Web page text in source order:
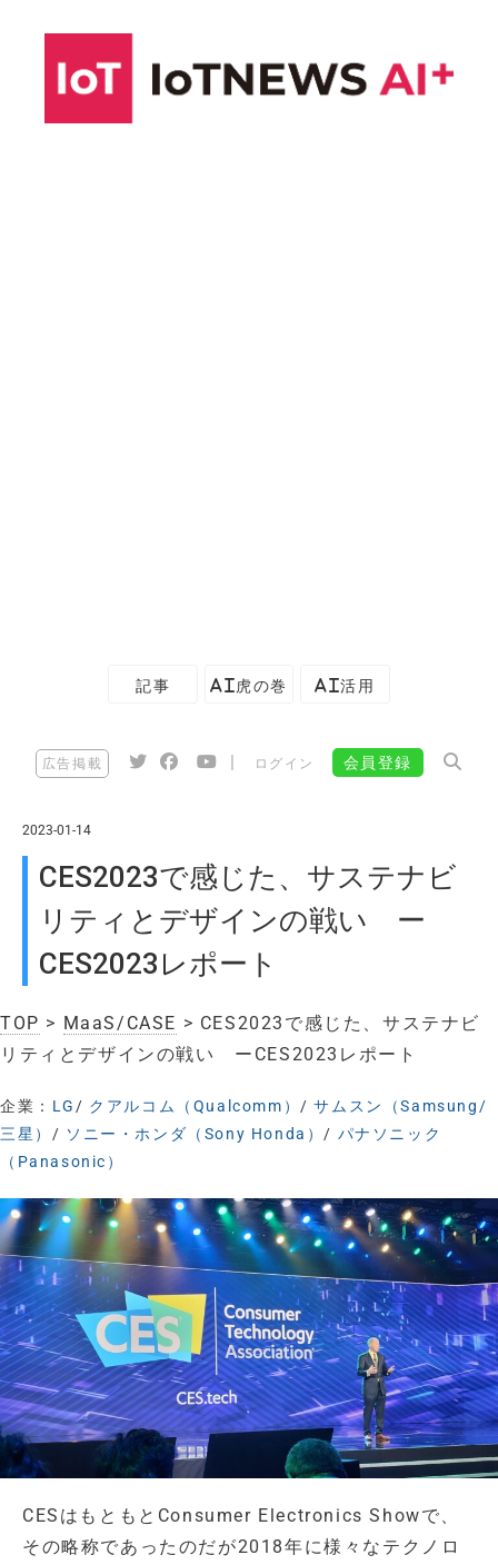
記事 AI虎の巻 AI活用
広告掲載 ログイン 会員登録
2023-01-14
CES2023で感じた、サステナビ
リティとデザインの戦い ー
CES2023レポート
TOP > MaaS/CASE > CES2023で感じた、サステナビ
リティとデザインの戦い ーCES2023レポート
企業： LG/ クアルコム（Qualcomm）/サムスン（Samsung/
三星） / ソニー・ホンダ（Sony Honda）/ パナソニック
（Panasonic）
CESはもともとConsumer Electronics Showで、
その略称であったのだが2018年に様々なテクノロ